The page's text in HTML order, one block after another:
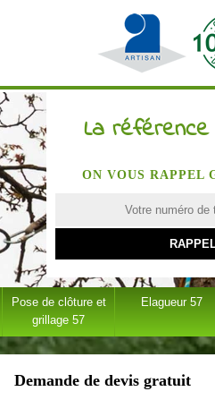
La référence
ON VOUS RAPPEL
Pose de clôture et
grillage 57
Elagueur 57
Demande de devis gratuit